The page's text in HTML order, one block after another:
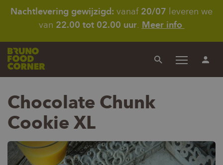
Nachtlevering gewijzigd: vanaf 20/07 leveren we
van 22.00 tot 02.00 uur. Meer info
ZoekenMenu
Chocolate Chunk
Cookie XL